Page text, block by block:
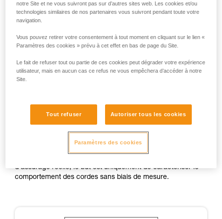
Chute 0,8 m sur 2 m de corde avec nœud en huit aux deux
bouts, nœuds serrés à 80 kg.
Mannequin de 80 kg.
d’assurage réelle, le but est uniquement de caractériser le
comportement des cordes sans biais de mesure.
notre Site et ne vous suivront pas sur d’autres sites web. Les cookies et/ou
technologies similaires de nos partenaires vous suivront pendant toute votre
navigation.
Vous pouvez retirer votre consentement à tout moment en cliquant sur le lien «
Paramètres des cookies » prévu à cet effet en bas de page du Site.
Le fait de refuser tout ou partie de ces cookies peut dégrader votre expérience
utilisateur, mais en aucun cas ce refus ne vous empêchera d’accéder à notre
Site.
Tout refuser Autoriser tous les cookies
Paramètres des cookies